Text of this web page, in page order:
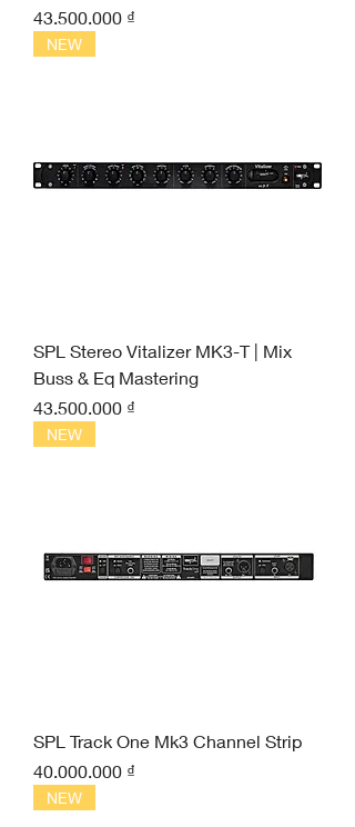
Giá
43.500.000 ₫
NEW
SPL Stereo Vitalizer MK3-T | Mix
Buss & Eq Mastering
Giá
43.500.000 ₫
NEW
SPL Track One Mk3 Channel Strip
Giá
40.000.000 ₫
NEW